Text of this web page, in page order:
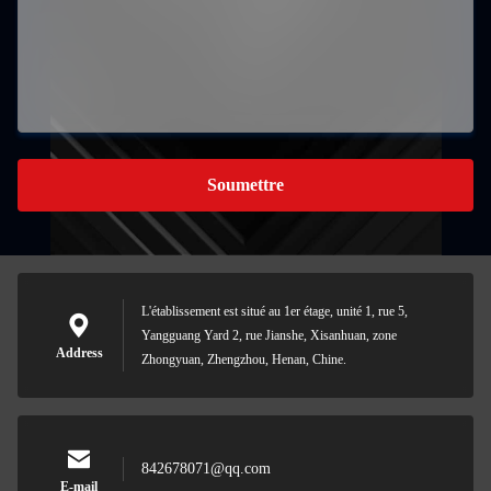
Soumettre
Address
L'établissement est situé au 1er étage, unité 1, rue 5,
Yangguang Yard 2, rue Jianshe, Xisanhuan, zone
Zhongyuan, Zhengzhou, Henan, Chine.
E-mail
842678071@qq.com